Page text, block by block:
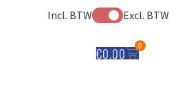
Incl. BTW Excl. BTW
€0.00 0